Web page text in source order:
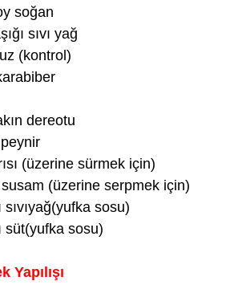
soğan
sıvı yağ
(kontrol)
dereotu
(üzerine sürmek için)
(üzerine serpmek için)
sıvıyağ(yufka sosu)
süt(yufka sosu)
Yapılışı